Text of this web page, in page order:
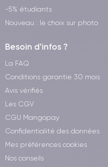
-5% étudiants
Nouveau : le choix sur photo
Besoin d'infos ?
La FAQ
Conditions garantie 30 mois
Avis vérifiés
Les CGV
CGU Mangopay
Confidentialité des données
Mes préférences cookies
Nos conseils